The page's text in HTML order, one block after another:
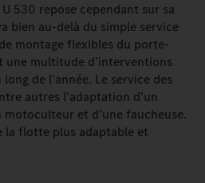
U 530 repose cependant sur sa
bien au-delà du simple service
montage flexibles du porte-
multitude d’interventions
de l’année. Le service des
autres l’adaptation d’un
motoculteur et d’une faucheuse.
la flotte plus adaptable et